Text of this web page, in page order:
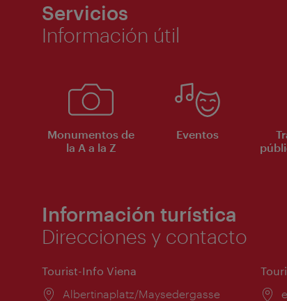
Servicios
Información útil
Monumentos de
la A a la Z
Eventos
Información turística
Direcciones y contacto
Tourist-Info Viena
Lugar:
Albertinaplatz/Maysedergasse